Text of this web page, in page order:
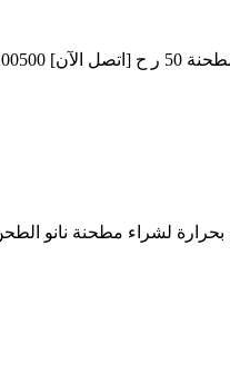
باعتبارها واحدة من أبرز مصنعي ومزود طاحونة الصحن نانو لأكثر من 20 ياردة ، نرحب بكم